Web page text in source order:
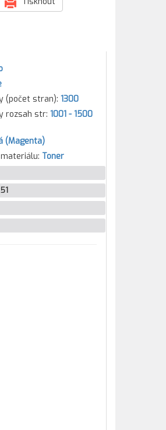
(počet stran): 1300
rozsah str: 1001 - 1500
(Magenta)
Toner